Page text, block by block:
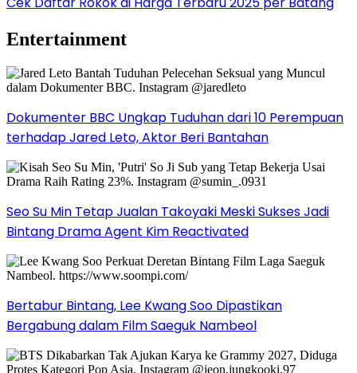
Entertainment
Dokumenter BBC Ungkap Tuduhan dari 10 Perempuan
terhadap Jared Leto, Aktor Beri Bantahan
Seo Su Min Tetap Jualan Takoyaki Meski Sukses Jadi
Bintang Drama Agent Kim Reactivated
Bertabur Bintang, Lee Kwang Soo Dipastikan
Bergabung dalam Film Saeguk Nambeol